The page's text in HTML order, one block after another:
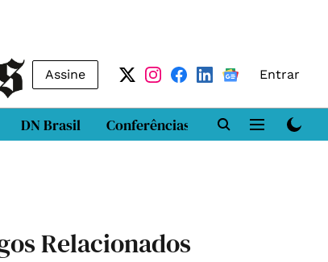
Assine Entrar
DN Brasil Conferências DN LAB
Relacionados